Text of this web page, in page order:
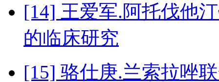
[14] 王爱军.阿托伐他
的临床研究
[15] 骆仕庚.兰索拉唑